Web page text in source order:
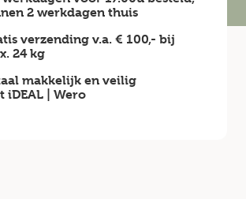
2 werkdagen thuis
verzending v.a. € 100,- bij
24 kg
makkelijk en veilig
iDEAL | Wero